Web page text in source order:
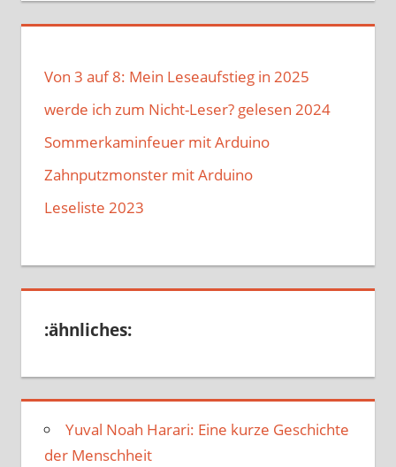
Von 3 auf 8: Mein Leseaufstieg in 2025
werde ich zum Nicht-Leser? gelesen 2024
Sommerkaminfeuer mit Arduino
Zahnputzmonster mit Arduino
Leseliste 2023
:ähnliches:
Yuval Noah Harari: Eine kurze Geschichte
der Menschheit